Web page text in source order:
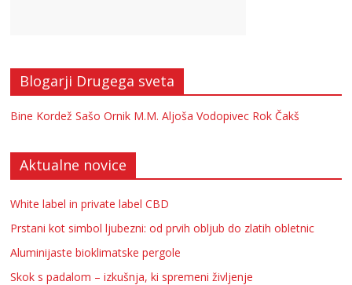
Blogarji Drugega sveta
Bine Kordež Sašo Ornik M.M. Aljoša Vodopivec Rok Čakš
Aktualne novice
White label in private label CBD
Prstani kot simbol ljubezni: od prvih obljub do zlatih obletnic
Aluminijaste bioklimatske pergole
Skok s padalom – izkušnja, ki spremeni življenje